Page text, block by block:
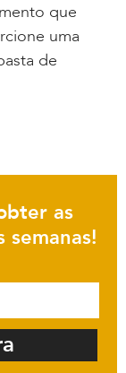
que
uma
de
as
semanas!